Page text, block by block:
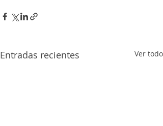
Entradas recientes Ver todo